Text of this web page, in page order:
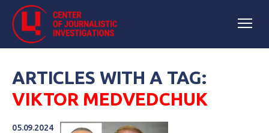
ARTICLES WITH A TAG:
VIKTOR MEDVEDCHUK
05.09.2024